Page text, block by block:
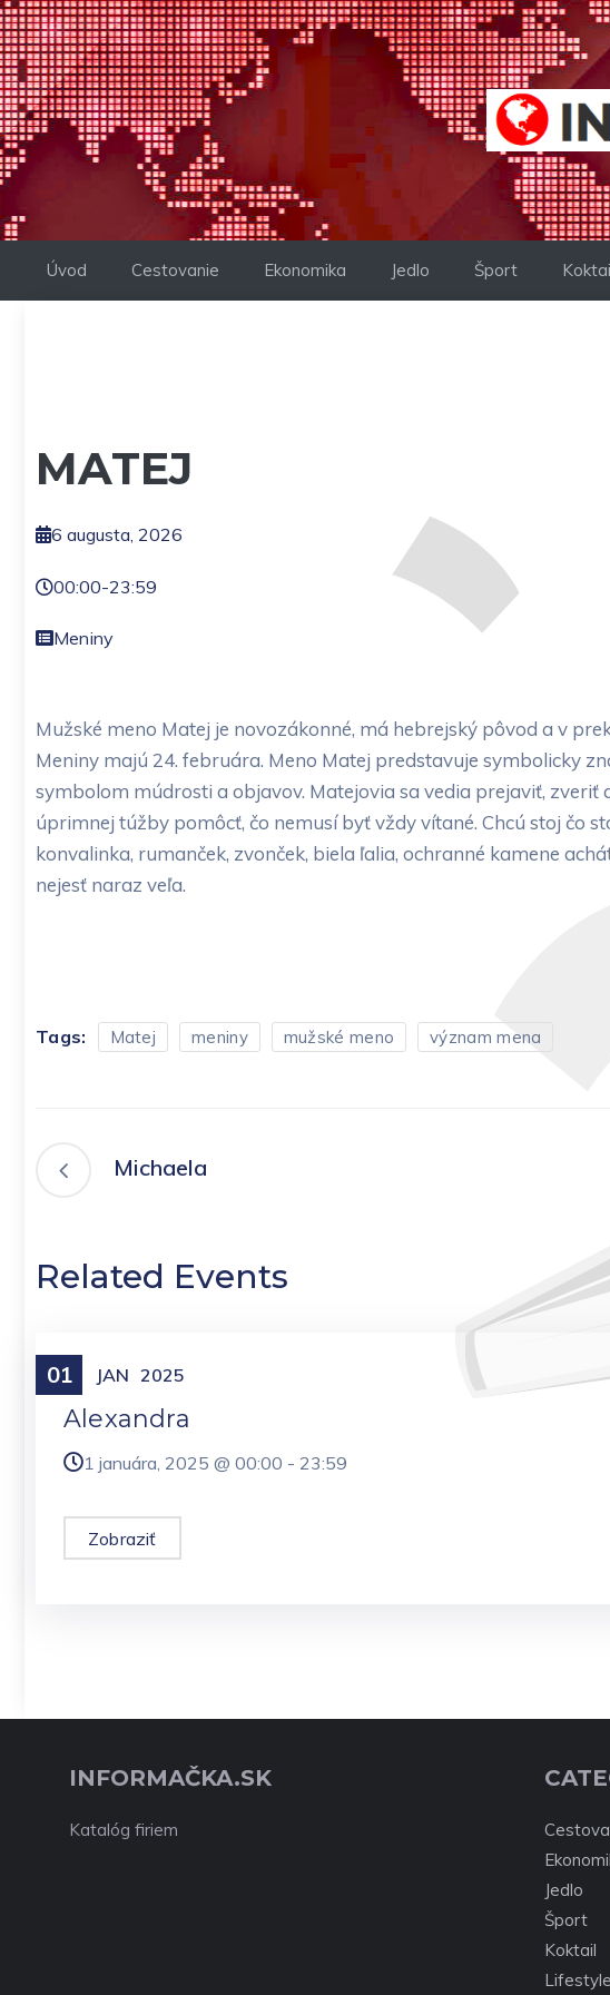
Preskočiť
na
obsah
Úvod Cestovanie Ekonomika Jedlo Šport
MATEJ
6 augusta, 2026
00:00-23:59
Meniny
Mužské meno Matej je novozákonné, má hebrejský pôvod a v
Meniny majú 24. februára. Meno Matej predstavuje symbolicky
symbolom múdrosti a objavov. Matejovia sa vedia prejaviť,
úprimnej túžby pomôcť, čo nemusí byť vždy vítané. Chcú stoj čo
konvalinka, rumanček, zvonček, biela ľalia, ochranné kamene
nejesť naraz veľa.
Tags: Matej meniny mužské meno význam mena
Michaela
Related Events
01 JAN 2025
Meniny
Alexandra
1 januára, 2025 @ 00:00 - 23:59
Zobraziť
INFORMAČKA.SK
Katalóg firiem
Jedlo
Šport
Koktail
Lifestyle